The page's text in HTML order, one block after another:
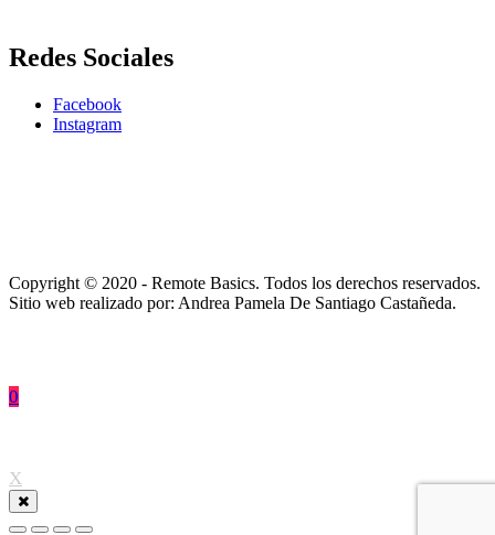
Redes Sociales
Facebook
Instagram
Copyright © 2020 - Remote Basics. Todos los derechos reservados.
Sitio web realizado por: Andrea Pamela De Santiago Castañeda.
0
X